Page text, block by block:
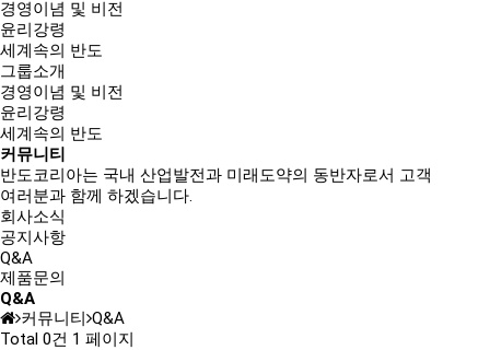
경영이념 및 비전
윤리강령
세계속의 반도
그룹소개
경영이념 및 비전
윤리강령
세계속의 반도
커뮤니티
반도코리아는 국내 산업발전과 미래도약의 동반자로서 고객
여러분과 함께 하겠습니다.
회사소식
공지사항
Q&A
제품문의
Q&A
커뮤니티 Q&A
Total 0건 1 페이지